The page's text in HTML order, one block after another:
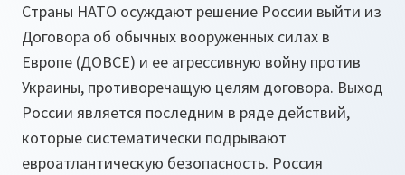
Страны НАТО осуждают решение России выйти из
Договора об обычных вооруженных силах в
Европе (ДОВСЕ) и ее агрессивную войну против
Украины, противоречащую целям договора. Выход
России является последним в ряде действий,
которые систематически подрывают
евроатлантическую безопасность. Россия